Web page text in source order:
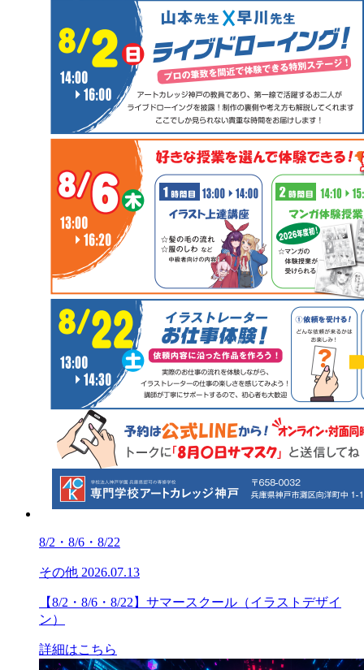
8/2・8/6・8/22
その他 2026.07.13
【8/2・8/6・8/22】サマースクール（イラストデザイ
ン）
詳細はこちら